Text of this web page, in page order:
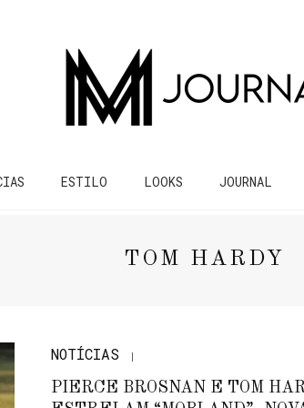
ESTILO LOOKS JOURNAL
TOM HARDY
NOTÍCIAS
PIERCE BROSNAN E TOM